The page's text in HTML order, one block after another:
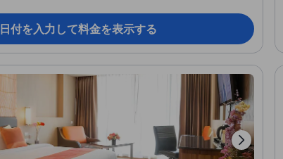
日付を入力して料金を表示する